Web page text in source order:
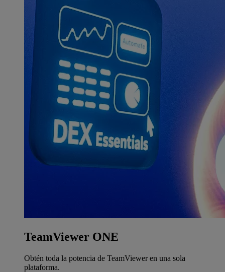
TeamViewer ONE
Obtén toda la potencia de TeamViewer en una sola
plataforma.